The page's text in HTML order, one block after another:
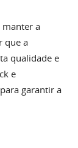
manter a
que a
qualidade e
e
garantir a